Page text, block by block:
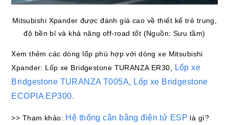
Mitsubishi Xpander được đánh giá cao về thiết kế trẻ trung,
độ bền bỉ và khả năng off-road tốt (Nguồn: Sưu tầm)
Xem thêm các dòng lốp phù hợp với dòng xe Mitsubishi
Xpander: Lốp xe Bridgestone TURANZA ER30,
Lốp xe
Bridgestone TURANZA T005A
Lốp xe Bridgestone
ECOPIA EP300
>> Tham khảo: Hệ thống cân bằng điện tử ESP là gì?